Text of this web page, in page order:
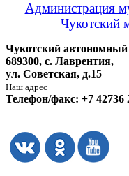
Администрация
Чукотский
Чукотский автономный
689300, с. Лаврентия,
ул. Советская, д.15
Наш адрес
Телефон/факс: +7 42736